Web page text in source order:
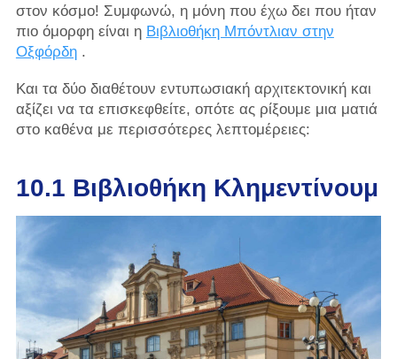
στον κόσμο! Συμφωνώ, η μόνη που έχω δει που ήταν
πιο όμορφη είναι η Βιβλιοθήκη Μπόντλιαν στην
Οξφόρδη.
Και τα δύο διαθέτουν εντυπωσιακή αρχιτεκτονική και
αξίζει να τα επισκεφθείτε, οπότε ας ρίξουμε μια ματιά
στο καθένα με περισσότερες λεπτομέρειες:
10.1 Βιβλιοθήκη Κλημεντίνουμ